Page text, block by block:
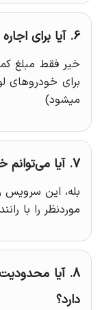
6. آیا برای اجاره خودرو نیاز به پرداخت ودیعه دارم؟
خیر فقط مبلغ
برای خودروهای
میشود)
7. آیا می‌توانم خودرویی با راننده اجاره کنم؟
بله، این سرویس
موردنظر را با
8. آیا
دارد؟